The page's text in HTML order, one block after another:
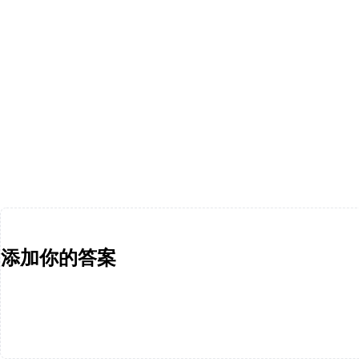
添加你的答案